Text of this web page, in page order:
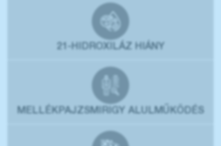
21-HIDROXILÁZ HIÁNY
MELLÉKPAJZSMIRIGY ALULMŰKÖDÉS